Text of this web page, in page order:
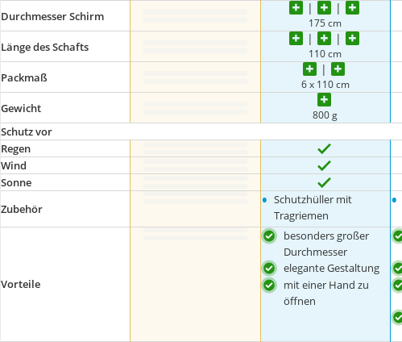
Durchmesser Schirm
175 cm
Länge des Schafts 110 cm
Packmaß 6 x 110 cm
Gewicht 800 g
Schutz vor
Regen
Wind
Sonne
Zubehör
• Schutzhüller mit
Tragriemen
•
Vorteile
besonders großer
Durchmesser
elegante Gestaltung
mit einer Hand zu
öffnen